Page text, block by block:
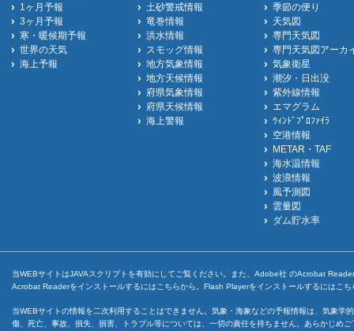
1ヶ月予報
3ヶ月予報
寒・暖候期予報
世界の天気
海上予報
土砂警戒情報
竜巻情報
洪水情報
スモッグ情報
地方気象情報
地方天候情報
府県気象情報
府県天候情報
海上警報
季節の便り
天気図
専門天気図
専門天気図アーカ
気象衛星
潮汐・日出没
紫外線情報
エマグラム
ｳｨﾝﾄﾞﾌﾟﾛﾌｧｲﾗ
空港情報
METAR・TAF
海水温情報
波浪情報
風予測図
雲量図
ダム貯水率
当WEBサイトはJAVAスクリプトを有効にしてご覧ください。また、Adobe社 のAcrobat
Acrobat Readerをインストールするには こちらから。Flash Playerをインストールするには こち
当WEBサイトの情報を二次利用することはできません。気象・海象などの予報情報は、気象
傷、死亡、事故、損失、損害、トラブル等については、一切の責任を持ちません。あらかじめ